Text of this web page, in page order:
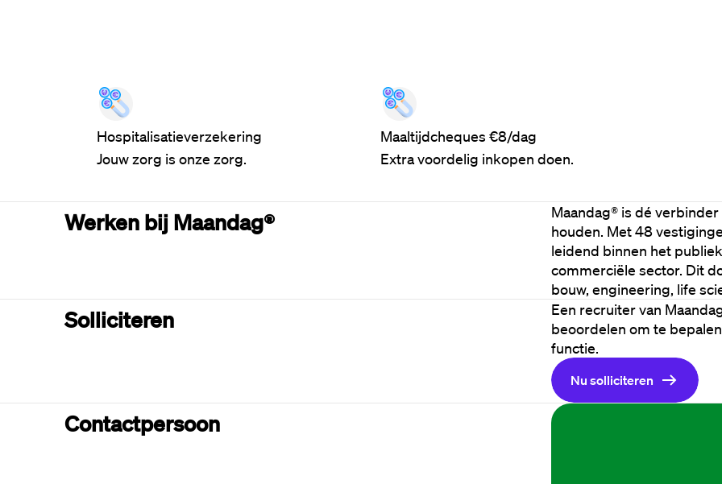
Hospitalisatieverzekering
Jouw zorg is onze zorg.
Maaltijdcheques €8/dag
Extra voordelig inkopen doen.
Werken bij Maandag®
Maandag® is dé
houden. Met 48
leidend binnen het
commerciële sector. Dit
bouw, engineering, life
Solliciteren
Een recruiter van
beoordelen om te
functie.
Nu solliciteren
Contactpersoon